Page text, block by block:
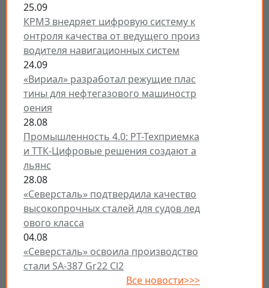
25.09
КРМЗ внедряет цифровую систему к
онтроля качества от ведущего произ
водителя навигационных систем
24.09
«Вириал» разработал режущие плас
тины для нефтегазового машиностр
оения
28.08
Промышленность 4.0: РТ-Техприемка
и ТТК-Цифровые решения создают а
льянс
28.08
«Северсталь» подтвердила качество
высокопрочных сталей для судов лед
ового класса
04.08
«Северсталь» освоила производство
стали SA-387 Gr22 Cl2
Все новости>>>